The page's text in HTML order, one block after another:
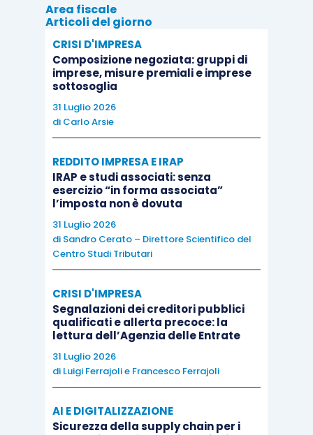
negozi diversi dalla vendita in cui non sia
previsto un corrispettivo in denaro
Sulla base di quanto sopra, dunque,
trasferimenti immobiliari che avvengono a
seguito di rinuncia all’eredità possono scontare
l’imposizione indiretta mediante applicazione
della regola del prezzo valore, a condizione che
nell’atto sia indicato il valore attribuito al bene
da trasferire al fine di soddisfare la previsione
all’obbligo di indicare nell’atto il corrispettivo
pattuito”.
Contratto di mantenimento
La disciplina del prezzo valore può essere
applicata anche se l’acquisto dell’immobile
Ad avviso dell’Agenzia delle Entrate (risoluzione
Area fiscale
Articoli del giorno
CRISI D'IMPRESA
Composizione negoziata: gruppi di
imprese, misure premiali e imprese
sottosoglia
31 Luglio 2026
di Carlo Arsie
REDDITO IMPRESA E IRAP
IRAP e studi associati: senza
esercizio “in forma associata”
l’imposta non è dovuta
31 Luglio 2026
di Sandro Cerato – Direttore Scientifico del
Centro Studi Tributari
CRISI D'IMPRESA
Segnalazioni dei creditori pubblici
qualificati e allerta precoce: la
lettura dell’Agenzia delle Entrate
31 Luglio 2026
di Luigi Ferrajolie Francesco Ferrajoli
AI E DIGITALIZZAZIONE
Sicurezza della supply chain per i